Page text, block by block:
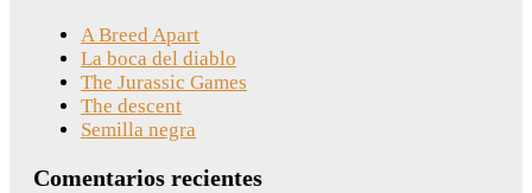
A Breed Apart
La boca del diablo
The Jurassic Games
The descent
Semilla negra
Comentarios recientes